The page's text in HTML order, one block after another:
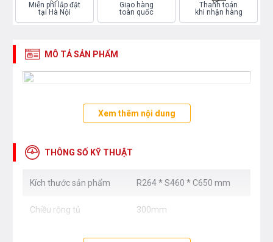
Miễn phí lắp đặt
tại Hà Nội
Giao hàng
toàn quốc
Thanh toán
khi nhận hàng
MÔ TẢ SẢN PHẨM
Xem thêm nội dung
THÔNG SỐ KỸ THUẬT
Kích thước sản phẩm R264 * S460 * C650 mm
Chiều rộng tủ 300mm